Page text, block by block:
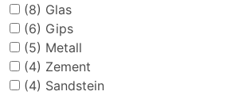
(8) Glas
(6) Gips
(5) Metall
(4) Zement
(4) Sandstein